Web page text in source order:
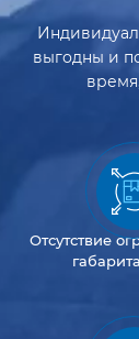
выгодны и
Отсутствие